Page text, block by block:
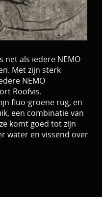
/ Onthaakmatten /
net als iedere NEMO
Met zijn sterk
NEMO
Roofvis.
fluo-groene rug, en
een combinatie van
komt goed tot zijn
water en vissend over